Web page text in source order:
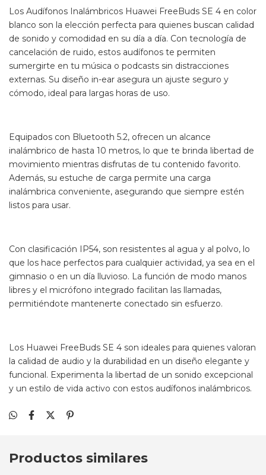
Los Audífonos Inalámbricos Huawei FreeBuds SE 4 en color
blanco son la elección perfecta para quienes buscan calidad
de sonido y comodidad en su día a día. Con tecnología de
cancelación de ruido, estos audífonos te permiten
sumergirte en tu música o podcasts sin distracciones
externas. Su diseño in-ear asegura un ajuste seguro y
cómodo, ideal para largas horas de uso.
Equipados con Bluetooth 5.2, ofrecen un alcance
inalámbrico de hasta 10 metros, lo que te brinda libertad de
movimiento mientras disfrutas de tu contenido favorito.
Además, su estuche de carga permite una carga
inalámbrica conveniente, asegurando que siempre estén
listos para usar.
Con clasificación IP54, son resistentes al agua y al polvo, lo
que los hace perfectos para cualquier actividad, ya sea en el
gimnasio o en un día lluvioso. La función de modo manos
libres y el micrófono integrado facilitan las llamadas,
permitiéndote mantenerte conectado sin esfuerzo.
Los Huawei FreeBuds SE 4 son ideales para quienes valoran
la calidad de audio y la durabilidad en un diseño elegante y
funcional. Experimenta la libertad de un sonido excepcional
y un estilo de vida activo con estos audífonos inalámbricos.
Productos similares